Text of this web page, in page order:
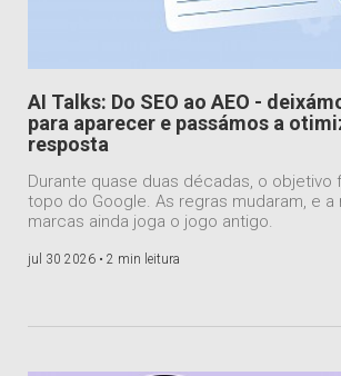
AI Talks: Do SEO ao AEO -
para aparecer e passámos a
resposta
Durante quase duas décadas, o objetivo
topo do Google. As regras mudaram, e a
marcas ainda joga o jogo antigo.
jul 30 2026 • 2 min leitura